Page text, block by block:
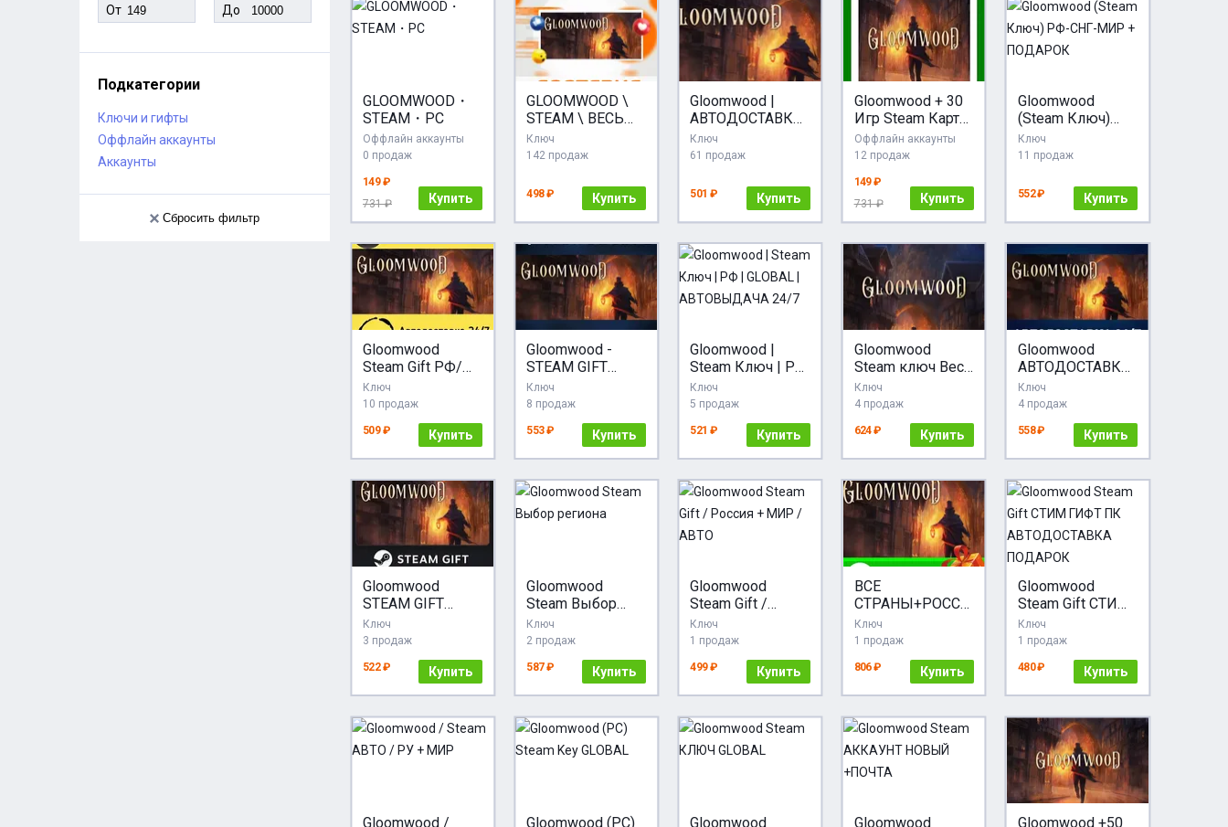
От До
Подкатегории
Ключи и гифты
Оффлайн аккаунты
Аккаунты
Сбросить фильтр
GLOOMWOOD・
STEAM・PC
Оффлайн аккаунты
0 продаж
149 ₽
731 ₽
Купить
GLOOMWOOD \
STEAM \ ВЕСЬ
МИР + РФ \
КЛЮЧ
Ключ
142 продаж
498 ₽ Купить
Gloomwood |
АВТОДОСТАВКА
[Россия Steam
Gift]
Ключ
61 продаж
501 ₽ Купить
Gloomwood + 30
Игр Steam Карты
АКЦИЯ
Оффлайн аккаунты
12 продаж
149 ₽
731 ₽
Купить
Gloomwood
(Steam Ключ)
РФ-СНГ-МИР +
ПОДАРОК
Ключ
11 продаж
552 ₽ Купить
Gloomwood
Steam Gift РФ/
КЗ/др.
Автодоставка
Ключ
10 продаж
509 ₽ Купить
Gloomwood -
STEAM GIFT
РОССИЯ
Ключ
8 продаж
553 ₽ Купить
Gloomwood |
Steam Ключ | РФ
| GLOBAL |
АВТОВЫДАЧА
Ключ
5 продаж
521 ₽ Купить
Gloomwood
Steam ключ Весь
Мир Global
RU/CIS РФ
Россия key СНГ
код стим Глобал
Ключ
4 продаж
624 ₽ Купить
Gloomwood
АВТОДОСТАВКА
Steam Россия
Ключ
4 продаж
558 ₽ Купить
Gloomwood
STEAM GIFT
AUTO RU+МИР
Ключ
3 продаж
522 ₽ Купить
Gloomwood
Steam Выбор
региона
Ключ
2 продаж
587 ₽ Купить
Gloomwood
Steam Gift /
Россия + МИР /
АВТО
Ключ
1 продаж
499 ₽ Купить
ВСЕ
СТРАНЫ+РОССИ
Я Gloomwood
Steam Gift
Ключ
1 продаж
806 ₽ Купить
Gloomwood
Steam Gift СТИМ
ГИФТ ПК
АВТОДОСТАВКА
ПОДАРОК
Ключ
1 продаж
480 ₽ Купить
Gloomwood /
Gloomwood (PC)
Gloomwood
Gloomwood
Gloomwood +50